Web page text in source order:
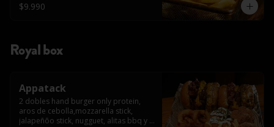
$9.990
Royal box
Appatack
2 dobles hand burger only protein,
aros de cebolla,mozzarella stick,
jalapeñõo stick, nugguet, alitas bbq y